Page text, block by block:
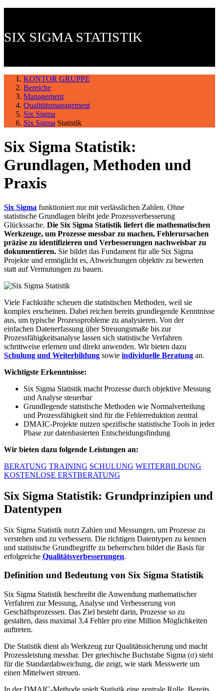
SIX SIGMA STATISTIK
KONTOR GRUPPE
Bereiche
Management
Qualitätsmanagement
Six Sigma
Six Sigma Statistik
Six Sigma Statistik:
Grundlagen, Methoden und
Praxis
Six Sigma funktioniert nur mit verlässlichen Zahlen. Ohne
statistische Grundlagen bleibt jede Prozessverbesserung
Glückssache. Die Six Sigma Statistik liefert die mathematischen
Werkzeuge, um Prozesse messbar zu machen, Fehlerursachen
präzise zu identifizieren und Verbesserungen nachweisbar zu
dokumentieren. Sie bildet das Fundament für alle Six Sigma
Projekte und ermöglicht es, Abweichungen objektiv zu bewerten
statt auf Vermutungen zu bauen.
Viele Fachkräfte scheuen die statistischen Methoden, weil sie
komplex erscheinen. Dabei reichen bereits grundlegende Kenntnisse
aus, um typische Prozessprobleme zu analysieren. Von der
einfachen Datenerfassung über Streuungsmaße bis zur
Prozessfähigkeitsanalyse lassen sich statistische Verfahren
schrittweise erlernen und direkt anwenden. Wir bieten dazu
Schulung und Weiterbildung sowie individuelle Beratung an.
Wichtigste Erkenntnisse:
Six Sigma Statistik macht Prozesse durch objektive Messung
und Analyse steuerbar
Grundlegende statistische Methoden wie Normalverteilung
und Prozessfähigkeit sind für die Fehlerreduktion zentral
DMAIC-Projekte nutzen spezifische statistische Tools in jeder
Phase zur datenbasierten Entscheidungsfindung
Wir bieten dazu folgende Leistungen an:
BERATUNG TRAINING SCHULUNG WEITERBILDUNG
KOSTENLOSE ERSTBERATUNG
Six Sigma Statistik: Grundprinzipien und
Datentypen
Six Sigma Statistik nutzt Zahlen und Messungen, um Prozesse zu
verstehen und zu verbessern. Die richtigen Datentypen zu kennen
und statistische Grundbegriffe zu beherrschen bildet die Basis für
erfolgreiche Qualitätsverbesserungen.
Definition und Bedeutung von Six Sigma Statistik
Six Sigma Statistik beschreibt die Anwendung mathematischer
Verfahren zur Messung, Analyse und Verbesserung von
Geschäftsprozessen. Das Ziel besteht darin, Prozesse so zu
gestalten, dass maximal 3,4 Fehler pro eine Million Möglichkeiten
auftreten.
Die Statistik dient als Werkzeug zur Qualitätssicherung und macht
Prozessleistung messbar. Der griechische Buchstabe Sigma (σ) steht
für die Standardabweichung, die zeigt, wie stark Messwerte um
einen Mittelwert streuen.